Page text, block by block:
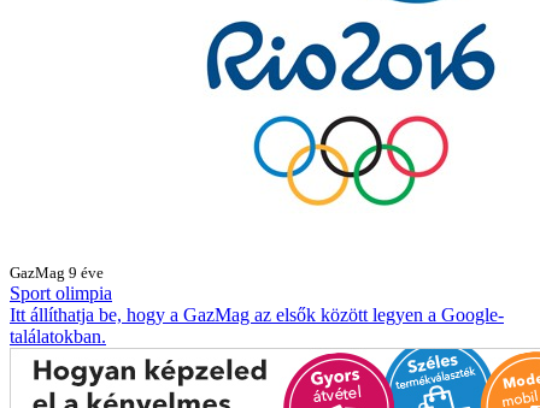
GazMag 9 éve
Sport olimpia
Itt állíthatja be, hogy a GazMag az elsők között legyen a Google-
találatokban.